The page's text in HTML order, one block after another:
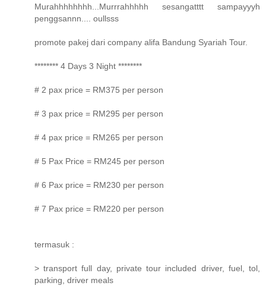
Murahhhhhhhh...Murrrahhhhh sesangatttt sampayyyh
penggsannn.... oullsss
promote pakej dari company alifa Bandung Syariah Tour.
******** 4 Days 3 Night ********
# 2 pax price = RM375 per person
# 3 pax price = RM295 per person
# 4 pax price = RM265 per person
# 5 Pax Price = RM245 per person
# 6 Pax price = RM230 per person
# 7 Pax price = RM220 per person
termasuk :
> transport full day, private tour included driver, fuel, tol,
parking, driver meals